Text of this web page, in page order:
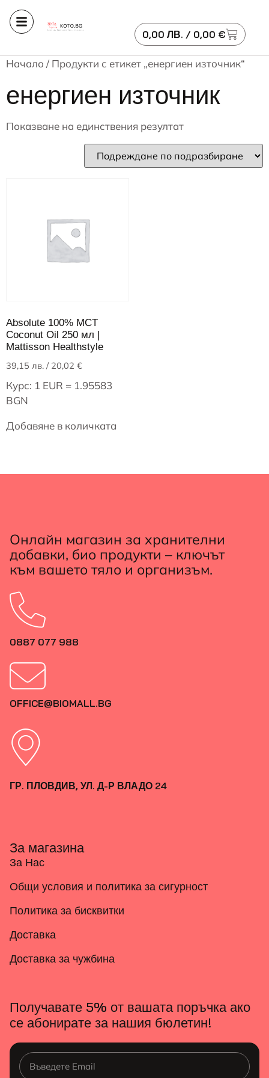
0,00 ЛВ. / 0,00 €
Начало / Продукти с етикет „енергиен източник“
енергиен източник
Показване на единствения резултат
Absolute 100% MCT
Coconut Oil 250 мл |
Mattisson Healthstyle
39,15 лв. / 20,02 €
Курс: 1 EUR = 1.95583
BGN
Добавяне в количката
Онлайн магазин за хранителни
добавки, био продукти – ключът
към вашето тяло и организъм.
0887 077 988
OFFICE@BIOMALL.BG
ГР. ПЛОВДИВ, УЛ. Д-Р ВЛАДО 24
За магазина
За Нас
Общи условия и политика за сигурност
Политика за бисквитки
Доставка
Доставка за чужбина
Получавате 5% от вашата поръчка ако
се абонирате за нашия бюлетин!